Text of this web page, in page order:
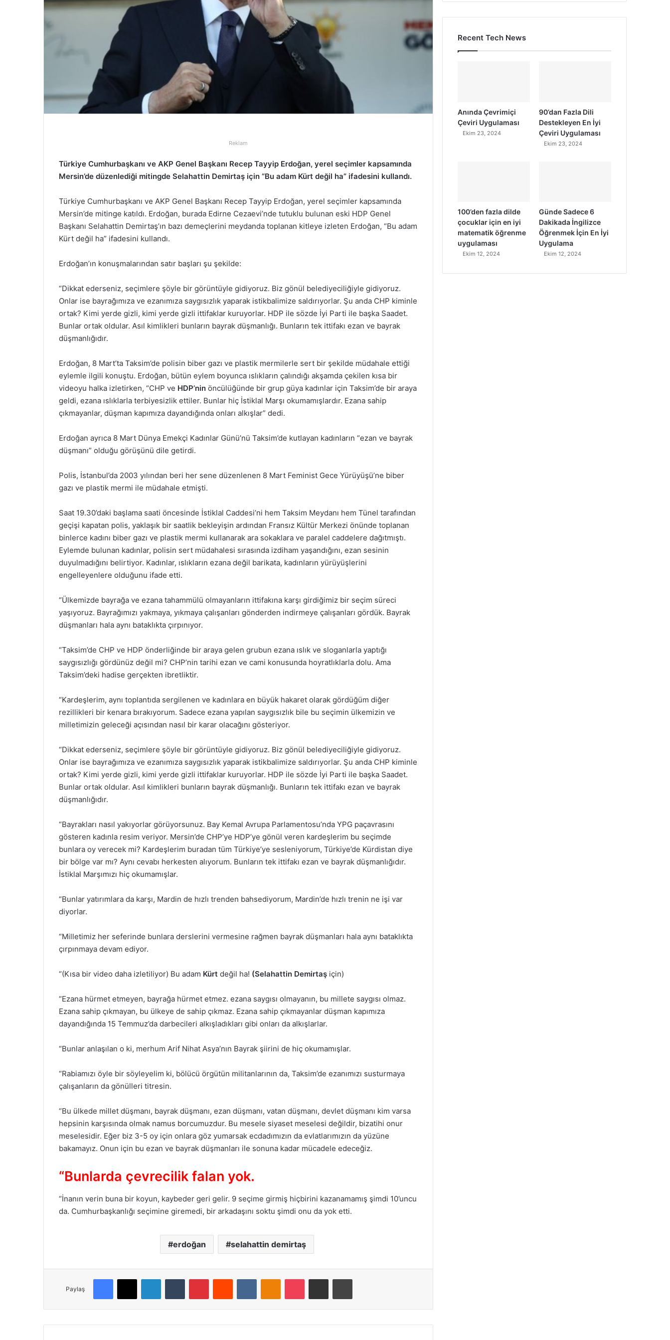
d
k
Reklam
Türkiye Cumhurbaşkanı ve AKP Genel Başkanı Recep Tayyip Erdoğan, yerel seçimler kapsamında
Mersin’de düzenlediği mitingde Selahattin Demirtaş için “Bu adam Kürt değil ha” ifadesini kullandı.
Türkiye Cumhurbaşkanı ve AKP Genel Başkanı Recep Tayyip Erdoğan, yerel seçimler kapsamında
Mersin’de mitinge katıldı. Erdoğan, burada Edirne Cezaevi’nde tutuklu bulunan eski HDP Genel
Başkanı Selahattin Demirtaş’ın bazı demeçlerini meydanda toplanan kitleye izleten Erdoğan, “Bu adam
Kürt değil ha” ifadesini kullandı.
Erdoğan’ın konuşmalarından satır başları şu şekilde:
“Dikkat ederseniz, seçimlere şöyle bir görüntüyle gidiyoruz. Biz gönül belediyeciliğiyle gidiyoruz.
Onlar ise bayrağımıza ve ezanımıza saygısızlık yaparak istikbalimize saldırıyorlar. Şu anda CHP kiminle
ortak? Kimi yerde gizli, kimi yerde gizli ittifaklar kuruyorlar. HDP ile sözde İyi Parti ile başka Saadet.
Bunlar ortak oldular. Asıl kimlikleri bunların bayrak düşmanlığı. Bunların tek ittifakı ezan ve bayrak
düşmanlığıdır.
Erdoğan, 8 Mart’ta Taksim’de polisin biber gazı ve plastik mermilerle sert bir şekilde müdahale ettiği
eylemle ilgili konuştu. Erdoğan, bütün eylem boyunca ıslıkların çalındığı akşamda çekilen kısa bir
videoyu halka izletirken, “CHP ve HDP’nin öncülüğünde bir grup güya kadınlar için Taksim’de bir araya
geldi, ezana ıslıklarla terbiyesizlik ettiler. Bunlar hiç İstiklal Marşı okumamışlardır. Ezana sahip
çıkmayanlar, düşman kapımıza dayandığında onları alkışlar” dedi.
Erdoğan ayrıca 8 Mart Dünya Emekçi Kadınlar Günü’nü Taksim’de kutlayan kadınların “ezan ve bayrak
düşmanı” olduğu görüşünü dile getirdi.
Polis, İstanbul’da 2003 yılından beri her sene düzenlenen 8 Mart Feminist Gece Yürüyüşü’ne biber
gazı ve plastik mermi ile müdahale etmişti.
Saat 19.30’daki başlama saati öncesinde İstiklal Caddesi’ni hem Taksim Meydanı hem Tünel tarafından
geçişi kapatan polis, yaklaşık bir saatlik bekleyişin ardından Fransız Kültür Merkezi önünde toplanan
binlerce kadını biber gazı ve plastik mermi kullanarak ara sokaklara ve paralel caddelere dağıtmıştı.
Eylemde bulunan kadınlar, polisin sert müdahalesi sırasında izdiham yaşandığını, ezan sesinin
duyulmadığını belirtiyor. Kadınlar, ıslıkların ezana değil barikata, kadınların yürüyüşlerini
engelleyenlere olduğunu ifade etti.
“Ülkemizde bayrağa ve ezana tahammülü olmayanların ittifakına karşı girdiğimiz bir seçim süreci
yaşıyoruz. Bayrağımızı yakmaya, yıkmaya çalışanları gönderden indirmeye çalışanları gördük. Bayrak
düşmanları hala aynı bataklıkta çırpınıyor.
“Taksim’de CHP ve HDP önderliğinde bir araya gelen grubun ezana ıslık ve sloganlarla yaptığı
saygısızlığı gördünüz değil mi? CHP’nin tarihi ezan ve cami konusunda hoyratlıklarla dolu. Ama
Taksim’deki hadise gerçekten ibretliktir.
“Kardeşlerim, aynı toplantıda sergilenen ve kadınlara en büyük hakaret olarak gördüğüm diğer
rezillikleri bir kenara bırakıyorum. Sadece ezana yapılan saygısızlık bile bu seçimin ülkemizin ve
milletimizin geleceği açısından nasıl bir karar olacağını gösteriyor.
“Dikkat ederseniz, seçimlere şöyle bir görüntüyle gidiyoruz. Biz gönül belediyeciliğiyle gidiyoruz.
Onlar ise bayrağımıza ve ezanımıza saygısızlık yaparak istikbalimize saldırıyorlar. Şu anda CHP kiminle
ortak? Kimi yerde gizli, kimi yerde gizli ittifaklar kuruyorlar. HDP ile sözde İyi Parti ile başka Saadet.
Bunlar ortak oldular. Asıl kimlikleri bunların bayrak düşmanlığı. Bunların tek ittifakı ezan ve bayrak
düşmanlığıdır.
“Bayrakları nasıl yakıyorlar görüyorsunuz. Bay Kemal Avrupa Parlamentosu’nda YPG paçavrasını
gösteren kadınla resim veriyor. Mersin’de CHP’ye HDP’ye gönül veren kardeşlerim bu seçimde
bunlara oy verecek mi? Kardeşlerim buradan tüm Türkiye’ye sesleniyorum, Türkiye’de Kürdistan diye
bir bölge var mı? Aynı cevabı herkesten alıyorum. Bunların tek ittifakı ezan ve bayrak düşmanlığıdır.
İstiklal Marşımızı hiç okumamışlar.
“Bunlar yatırımlara da karşı, Mardin de hızlı trenden bahsediyorum, Mardin’de hızlı trenin ne işi var
diyorlar.
“Milletimiz her seferinde bunlara derslerini vermesine rağmen bayrak düşmanları hala aynı bataklıkta
çırpınmaya devam ediyor.
“(Kısa bir video daha izletiliyor) Bu adam Kürt değil ha! (Selahattin Demirtaş için)
“Ezana hürmet etmeyen, bayrağa hürmet etmez. ezana saygısı olmayanın, bu millete saygısı olmaz.
Ezana sahip çıkmayan, bu ülkeye de sahip çıkmaz. Ezana sahip çıkmayanlar düşman kapımıza
dayandığında 15 Temmuz’da darbecileri alkışladıkları gibi onları da alkışlarlar.
“Bunlar anlaşılan o ki, merhum Arif Nihat Asya’nın Bayrak şiirini de hiç okumamışlar.
“Rabiamızı öyle bir söyleyelim ki, bölücü örgütün militanlarının da, Taksim’de ezanımızı susturmaya
çalışanların da gönülleri titresin.
“Bu ülkede millet düşmanı, bayrak düşmanı, ezan düşmanı, vatan düşmanı, devlet düşmanı kim varsa
hepsinin karşısında olmak namus borcumuzdur. Bu mesele siyaset meselesi değildir, bizatihi onur
meselesidir. Eğer biz 3-5 oy için onlara göz yumarsak ecdadımızın da evlatlarımızın da yüzüne
bakamayız. Onun için bu ezan ve bayrak düşmanları ile sonuna kadar mücadele edeceğiz.
“Bunlarda çevrecilik falan yok.
“İnanın verin buna bir koyun, kaybeder geri gelir. 9 seçime girmiş hiçbirini kazanamamış şimdi 10’uncu
da. Cumhurbaşkanlığı seçimine giremedi, bir arkadaşını soktu şimdi onu da yok etti.
erdoğan selahattin demirtaş
Paylaş
Recent Tech News
Anında Çevrimiçi
Çeviri Uygulaması
Ekim 23, 2024
90’dan Fazla Dili
Destekleyen En İyi
Çeviri Uygulaması
Ekim 23, 2024
100’den fazla dilde
çocuklar için en iyi
matematik öğrenme
uygulaması
Ekim 12, 2024
Günde Sadece 6
Dakikada İngilizce
Öğrenmek İçin En İyi
Uygulama
Ekim 12, 2024